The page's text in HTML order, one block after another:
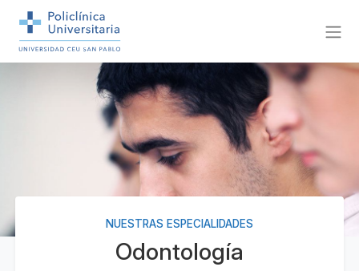
NUESTRAS ESPECIALIDADES
Odontología